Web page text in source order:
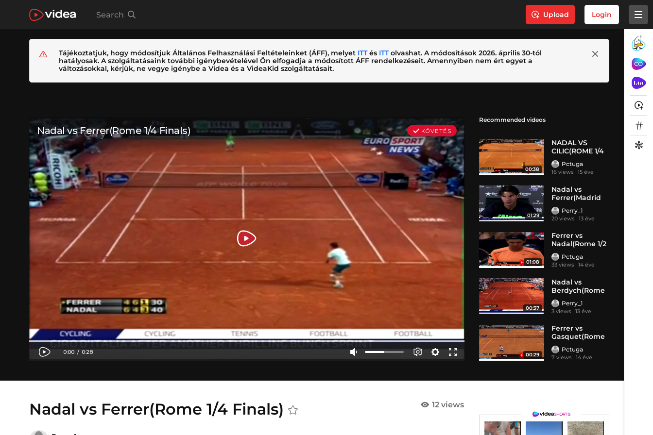
Search Upload Login
Tájékoztatjuk, hogy módosítjuk Általános Felhasználási Feltételeinket (ÁFF), melyet ITTés ITTolvashat. A módosítások 2026. április 30-tól
hatályosak. A szolgáltatásaink további igénybevételével Ön elfogadja a módosított ÁFF rendelkezéseit. Amennyiben nem ért egyet a
változásokkal, kérjük, ne vegye igénybe a Videa és a VideaKid szolgáltatásait.
Recommended videos
00:38
NADAL VS
CILIC(ROME 1/4
FINALS
Pctuga
16 views 15 éve
01:29
Nadal vs
Ferrer(Madrid
Open 1/4 Finals)
Perry_1
20 views 13 éve
01:08
Ferrer vs
Nadal(Rome 1/2
Final
Pctuga
33 views 14 éve
00:37
Nadal vs
Berdych(Rome
1/2 Finals)
Perry_1
3 views 13 éve
00:29
Ferrer vs
Gasquet(Rome
1/4 Fin
Pctuga
7 views 14 éve
Nadal vs Ferrer(Rome 1/4 Finals) 12 views